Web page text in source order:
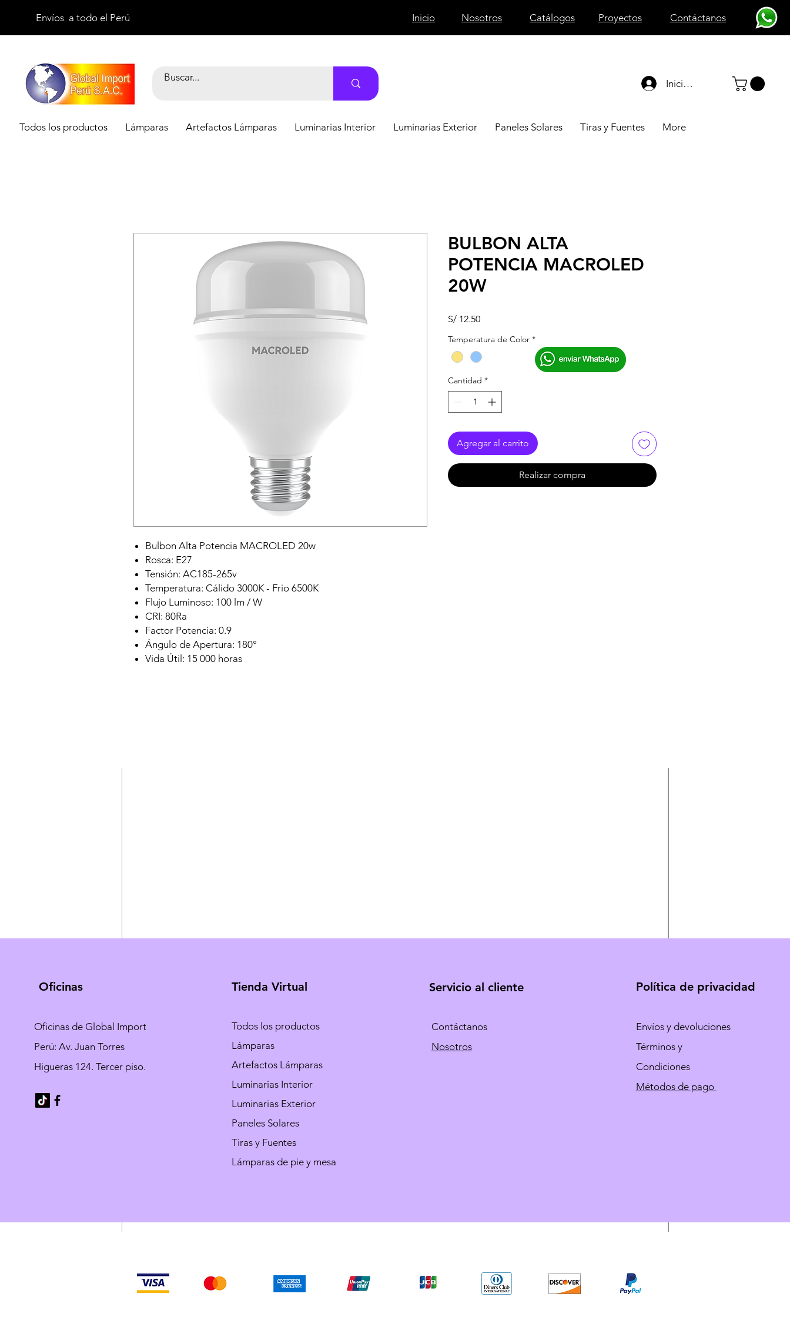
Envíos a todo el Perú Inicio Nosotros Catálogos Proyectos Contáctanos
Todos los productos Lámparas Artefactos Lámparas Luminarias Interior Luminarias Exterior Paneles Solares Tiras y Fuentes More
Iniciar sesión
Bulbon Alta Potencia MACROLED 20w
Rosca: E27
Tensión: AC185-265v
Temperatura: Cálido 3000K - Frio 6500K
Flujo Luminoso: 100 lm / W
CRI: 80Ra
Factor Potencia: 0.9
Ángulo de Apertura: 180°
Vida Útil: 15 000 horas
BULBON ALTA
POTENCIA MACROLED
20W
S/ 12.50Precio
Temperatura de Color *
Cantidad *
Agregar al carrito
Realizar compra
Oficinas
Oficinas de Global Import
Perú: Av. Juan Torres
Higueras 124. Tercer piso.
Tienda Virtual
Todos los productos
Lámparas
Artefactos Lámparas
Luminarias Interior
Luminarias Exterior
Paneles Solares
Tiras y Fuentes
Lámparas de pie y mesa
Servicio al cliente
Contáctanos
Nosotros
Política de privacidad
Envíos y devoluciones
Términos y
Condiciones
Métodos de pago